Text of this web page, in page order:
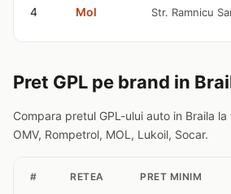
4 Mol Str. Ramnicu
Pret GPL pe brand in
Compara pretul GPL-ului auto in Braila
OMV, Rompetrol, MOL, Lukoil, Socar.
# RETEA PRET MINIM